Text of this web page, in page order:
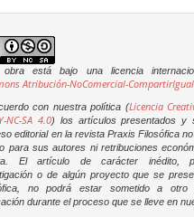
obra está bajo una licencia
Atribución-NoComercial-
con nuestra política (Licencia
NC-SA 4.0) los artículos presentados y
editorial en la revistaPraxis Filosófica
para sus autores ni retribuciones
El artículo de carácter inédito,
o de algún proyecto que se
, no podrá estar sometido a otro
durante el proceso que se lleve en